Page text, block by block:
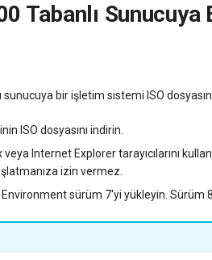
Tabanlı
sunucuya bir işletim sistemi ISO
ISO dosyasını indirin.
Internet Explorer tarayıcılarını
izin vermez.
sürüm 7'yi yükleyin. Sürüm